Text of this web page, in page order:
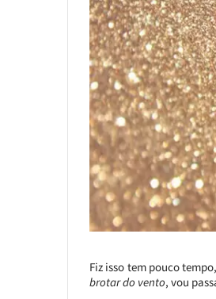
Fiz isso tem pouco
brotar do vento, vou